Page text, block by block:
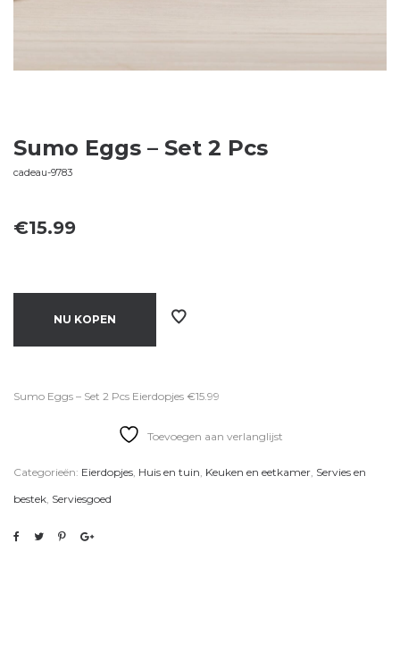
Sumo Eggs – Set 2 Pcs
cadeau-9783
€15.99
NU KOPEN
Sumo Eggs – Set 2 Pcs Eierdopjes €15.99
Toevoegen aan verlanglijst
Categorieën: Eierdopjes, Huis en tuin, Keuken en eetkamer, Servies en
bestek, Serviesgoed